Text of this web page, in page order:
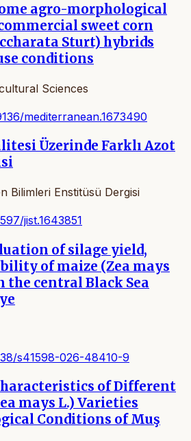
agro-morphological
sweet corn
Sturt) hybrids
conditions
Sciences
mediterranean.1673490
Üzerinde Farklı Azot
Bilimleri Enstitüsü Dergisi
jist.1643851
of silage yield,
of maize (Zea mays
the central Black Sea
s41598-026-48410-9
of Different
mays L.) Varieties
Conditions of Muş